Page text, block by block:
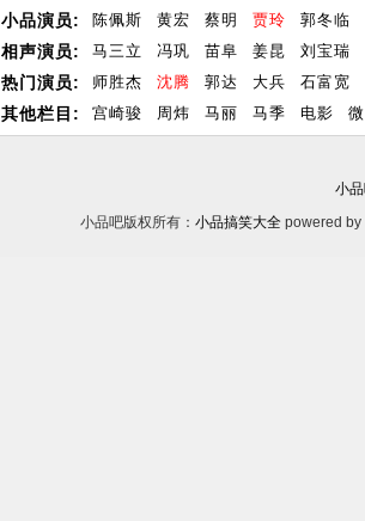
小品演员:
相声演员:
热门演员:
其他栏目:
陈佩斯
黄宏 蔡明 贾玲
郭冬临
马三立
冯巩 苗阜 姜昆
刘宝瑞
师胜杰
沈腾 郭达 大兵
石富宽
宫崎骏
周炜 马丽 马季 电影
小
小品吧版权所有： 小品搞笑大全 powered by